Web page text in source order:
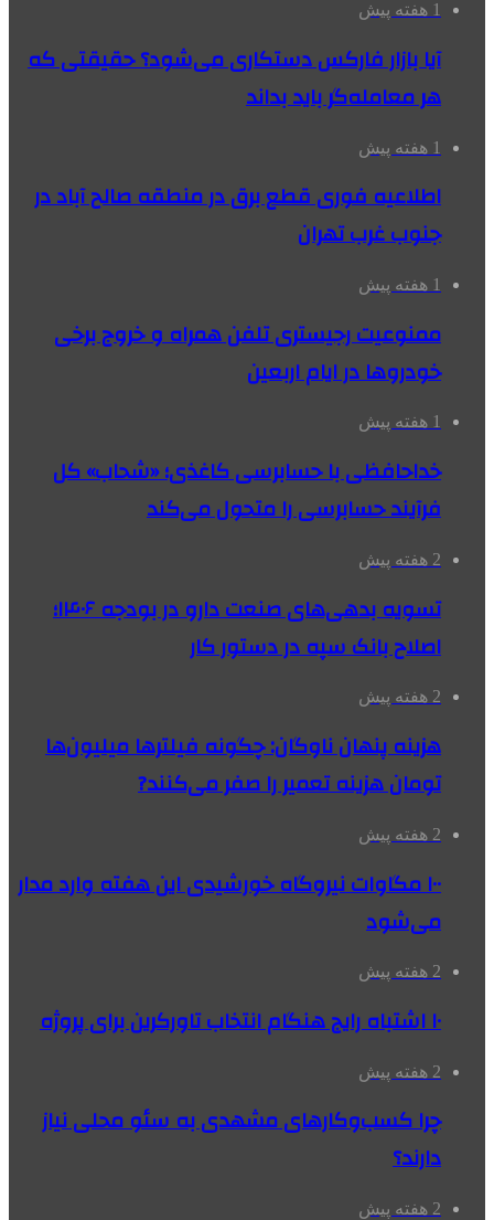
1 هفته پیش
آیا بازار فارکس دستکاری می‌شود؟ حقیقتی که
هر معامله‌گر باید بداند
1 هفته پیش
اطلاعیه فوری قطع برق در منطقه صالح آباد در
جنوب غرب تهران
1 هفته پیش
ممنوعیت رجیستری تلفن همراه و خروج برخی
خودروها در ایام اربعین
1 هفته پیش
خداحافظی با حسابرسی کاغذی؛ «شحاب» کل
فرآیند حسابرسی را متحول می‌کند
2 هفته پیش
تسویه بدهی‌های صنعت دارو در بودجه ۱۴۰۶؛
اصلاح بانک سپه در دستور کار
2 هفته پیش
هزینه پنهان ناوگان: چگونه فیلترها میلیون‌ها
تومان هزینه تعمیر را صفر می‌کنند?
2 هفته پیش
۱۰۰ مگاوات نیروگاه‌ خورشیدی این هفته وارد مدار
می‌شود
2 هفته پیش
۱۰ اشتباه رایج هنگام انتخاب تاورکرین برای پروژه
2 هفته پیش
چرا کسب‌وکارهای مشهدی به سئو محلی نیاز
دارند؟
2 هفته پیش